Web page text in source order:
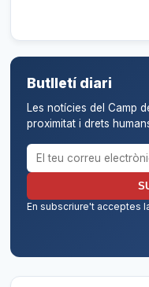
Butlletí diari
Les notícies del Camp
proximitat i drets
Correu electrònic per
En subscriure't acceptes